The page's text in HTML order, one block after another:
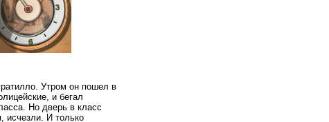
Утром он пошел в
и бегал
Но дверь в класс
исчезли. И только